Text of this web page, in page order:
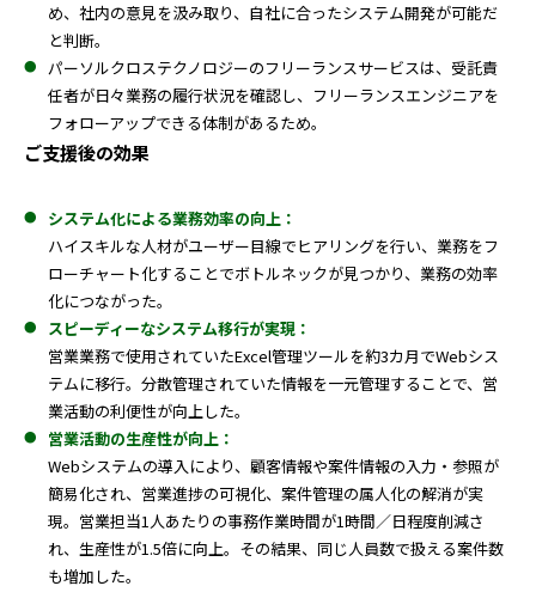
め、社内の意見を汲み取り、自社に合ったシステム開発が可能だ
と判断。
パーソルクロステクノロジーのフリーランスサービスは、受託責
任者が日々業務の履行状況を確認し、フリーランスエンジニアを
フォローアップできる体制があるため。
ご支援後の効果
システム化による業務効率の向上：
ハイスキルな人材がユーザー目線でヒアリングを行い、業務をフ
ローチャート化することでボトルネックが見つかり、業務の効率
化につながった。
スピーディーなシステム移行が実現：
営業業務で使用されていたExcel管理ツールを約3カ月でWebシス
テムに移行。分散管理されていた情報を一元管理することで、営
業活動の利便性が向上した。
営業活動の生産性が向上：
Webシステムの導入により、顧客情報や案件情報の入力・参照が
簡易化され、営業進捗の可視化、案件管理の属人化の解消が実
現。営業担当1人あたりの事務作業時間が1時間／日程度削減さ
れ、生産性が1.5倍に向上。その結果、同じ人員数で扱える案件数
も増加した。